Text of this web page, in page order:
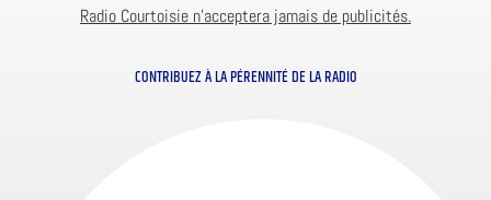
Radio Courtoisie n’acceptera jamais de publicités.
CONTRIBUEZ À LA PÉRENNITÉ DE LA RADIO